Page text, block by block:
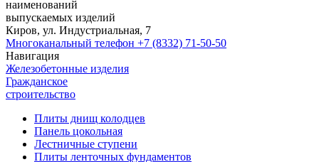
наименований
выпускаемых изделий
Киров, ул. Индустриальная, 7
Многоканальный телефон +7 (8332) 71-50-50
Навигация
Железобетонные изделия
Гражданское
строительство
Плиты днищ колодцев
Панель цокольная
Лестничные ступени
Плиты ленточных фундаментов